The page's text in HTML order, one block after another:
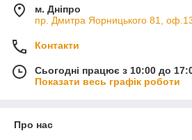
м. Дніпро
пр. Дмитра Яорницького 81,
Контакти
Сьогодні працює з 10:00 до
Показати весь графік роботи
Про нас